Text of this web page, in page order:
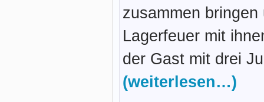
zusammen
Lagerfeuer mit
der Gast mit drei
(weiterlesen…)